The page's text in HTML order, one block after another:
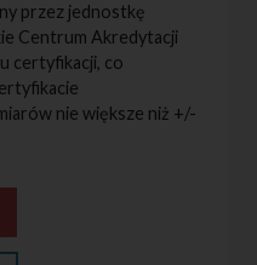
przez jednostkę
Centrum Akredytacji
certyfikacji, co
nie większe niż +/-